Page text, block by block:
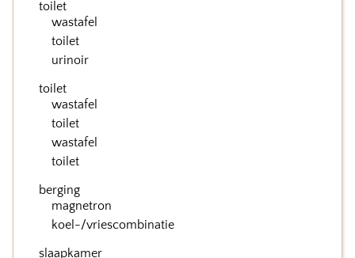
toilet
wastafel
toilet
urinoir
toilet
wastafel
toilet
wastafel
toilet
berging
magnetron
koel-/vriescombinatie
slaapkamer